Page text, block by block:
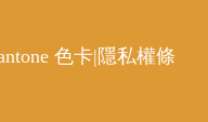
色卡| 隱私權條